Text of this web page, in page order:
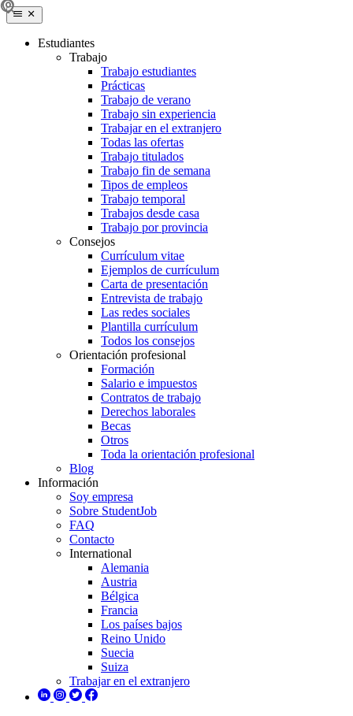
Estudiantes
Trabajo
Trabajo estudiantes
Prácticas
Trabajo de verano
Trabajo sin experiencia
Trabajar en el extranjero
Todas las ofertas
Trabajo titulados
Trabajo fin de semana
Tipos de empleos
Trabajo temporal
Trabajos desde casa
Trabajo por provincia
Consejos
Currículum vitae
Ejemplos de currículum
Carta de presentación
Entrevista de trabajo
Las redes sociales
Plantilla currículum
Todos los consejos
Orientación profesional
Formación
Salario e impuestos
Contratos de trabajo
Derechos laborales
Becas
Otros
Toda la orientación profesional
Blog
Información
Soy empresa
Sobre StudentJob
FAQ
Contacto
International
Alemania
Austria
Bélgica
Francia
Los países bajos
Reino Unido
Suecia
Suiza
Trabajar en el extranjero